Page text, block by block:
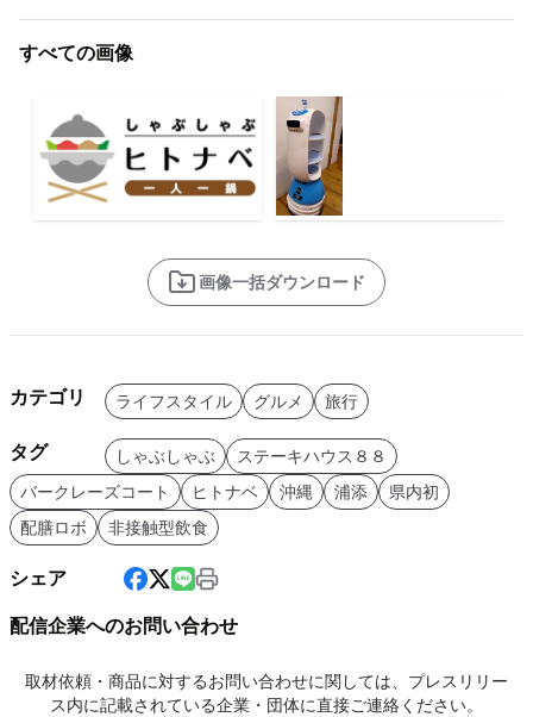
すべての画像
画像一括ダウンロード
カテゴリ ライフスタイル グルメ 旅行
タグ しゃぶしゃぶ
ステーキハウス８８
バークレーズコート
ヒトナベ 沖縄 浦添
県内初
配膳ロボ
非接触型飲食
シェア
配信企業へのお問い合わせ
取材依頼・商品に対するお問い合わせに関しては、プレスリリー
ス内に記載されている企業・団体に直接ご連絡ください。